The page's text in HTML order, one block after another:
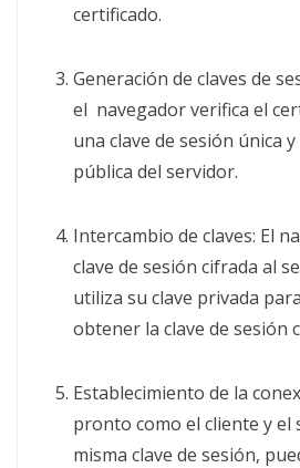
certificado.
Generación de claves de
el navegador verifica el
una clave de sesión única
pública del servidor.
Intercambio de claves: El
clave de sesión cifrada al
utiliza su clave privada
obtener la clave de sesión
Establecimiento de la
pronto como el cliente y el
misma clave de sesión,